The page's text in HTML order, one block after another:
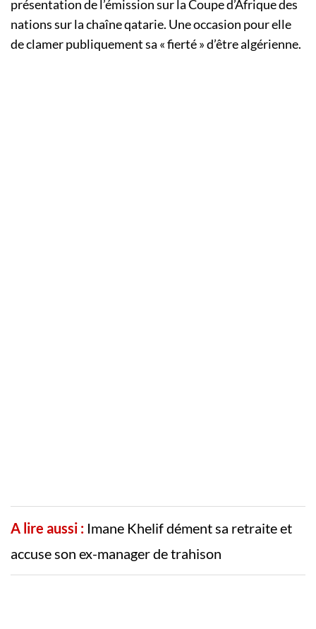
présentation de l’émission sur la Coupe d’Afrique des
nations sur la chaîne qatarie. Une occasion pour elle
de clamer publiquement sa « fierté » d’être algérienne.
A lire aussi : Imane Khelif dément sa retraite et
accuse son ex-manager de trahison